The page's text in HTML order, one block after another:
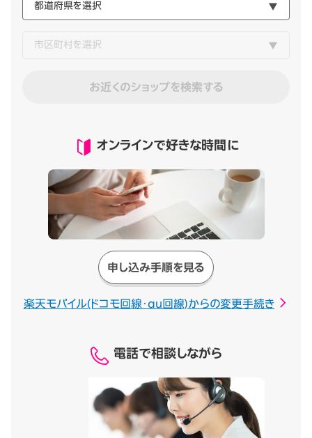
お近くのショップを検索する
オンラインで好きな時間に
申し込み手順を見る
楽天モバイル(ドコモ回線・au回線)からの変更手続き
電話で相談しながら